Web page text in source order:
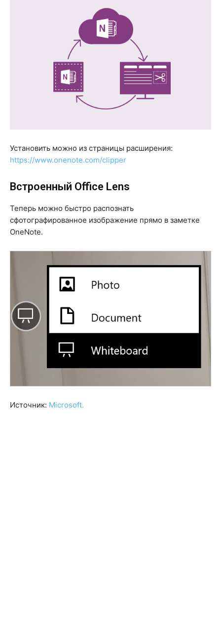
Установить можно из страницы расширения:
https://www.onenote.com/clipper
Встроенный Office Lens
Теперь можно быстро распознать
сфотографированное изображение прямо в заметке
OneNote.
Источник: Microsoft.